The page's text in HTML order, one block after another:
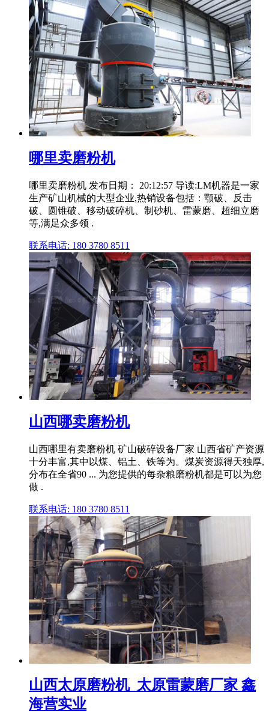
哪里卖磨粉机
哪里卖磨粉机 发布日期： 20:12:57 导读:LM机器是一家
生产矿山机械的大型企业,热销设备包括：颚破、反击
破、圆锥破、移动破碎机、制砂机、雷蒙磨、超细立磨
等,满足众多领 .
联系电话: 180 3780 8511
山西哪卖磨粉机
山西哪里有卖磨粉机 矿山破碎设备厂家 山西省矿产资源
十分丰富,其中以煤、铝土、铁等为。煤炭资源得天独厚,
分布在全省90 ... 为您提供的每杂粮磨粉机都是可以为您
做 .
联系电话: 180 3780 8511
山西太原磨粉机_太原雷蒙磨厂家 鑫
海营实业